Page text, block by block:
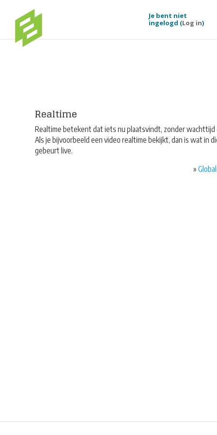
Je bent niet
ingelogd (Log in)
Realtime
Realtime betekent dat iets nu plaatsvindt, zonder
Als je bijvoorbeeld een video realtime bekijkt, dan is wat in
gebeurt live.
»